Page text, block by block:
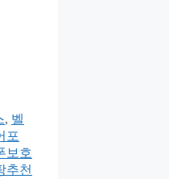
, 벨
포
보호
추천